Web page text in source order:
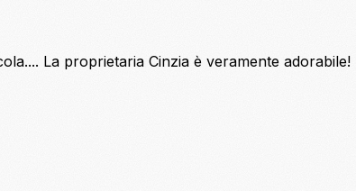
La proprietaria Cinzia è veramente adorabile!